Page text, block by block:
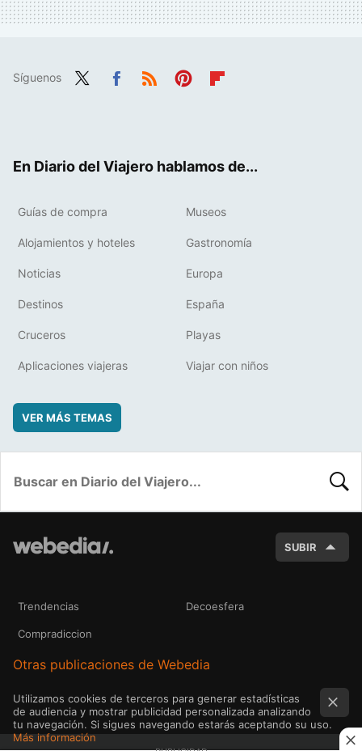
Síguenos
En Diario del Viajero hablamos de...
Guías de compra Museos
Alojamientos y hoteles Gastronomía
Noticias Europa
Destinos España
Cruceros Playas
Aplicaciones viajeras Viajar con niños
VER MÁS TEMAS
SUBIR
Trendencias Decoesfera
Compradiccion
Otras publicaciones de Webedia
Utilizamos cookies de terceros para generar estadísticas
de audiencia y mostrar publicidad personalizada analizando
tu navegación. Si sigues navegando estarás aceptando su uso.
Más información